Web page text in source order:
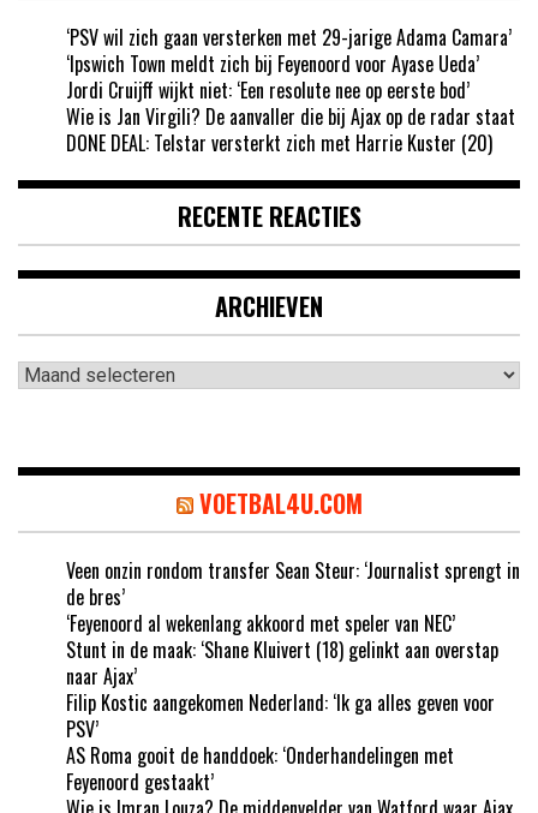
‘PSV wil zich gaan versterken met 29-jarige Adama Camara’
‘Ipswich Town meldt zich bij Feyenoord voor Ayase Ueda’
Jordi Cruijff wijkt niet: ‘Een resolute nee op eerste bod’
Wie is Jan Virgili? De aanvaller die bij Ajax op de radar staat
DONE DEAL: Telstar versterkt zich met Harrie Kuster (20)
RECENTE REACTIES
ARCHIEVEN
Archieven
VOETBAL4U.COM
Veen onzin rondom transfer Sean Steur: ‘Journalist sprengt in
de bres’
‘Feyenoord al wekenlang akkoord met speler van NEC’
Stunt in de maak: ‘Shane Kluivert (18) gelinkt aan overstap
naar Ajax’
Filip Kostic aangekomen Nederland: ‘Ik ga alles geven voor
PSV’
AS Roma gooit de handdoek: ‘Onderhandelingen met
Feyenoord gestaakt’